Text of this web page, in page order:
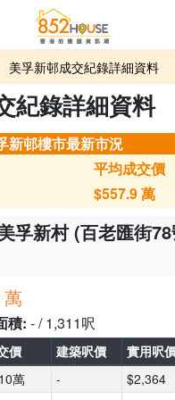
美孚新邨成交紀錄詳細資料
紀錄詳細資料
新邨樓市最新市況
平均成交價
$557.9萬
孚新村 (百老匯街
萬
積: - / 1,311呎
價 建築呎價 實用呎
萬 - $2,364